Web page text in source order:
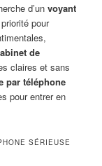
d’unvoyant
pour
de
claires et sans
par téléphone
pour entrer en
SÉRIEUSE